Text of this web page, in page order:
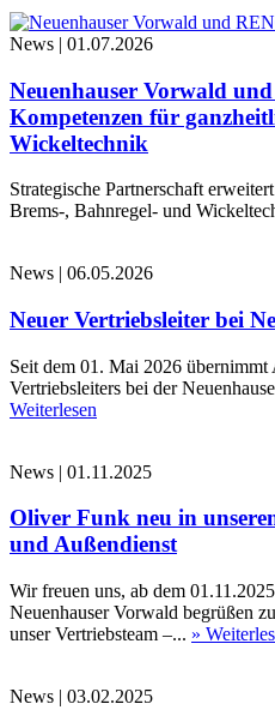
News | 01.07.2026
Neuenhauser Vorwald
Kompetenzen für
Wickeltechnik
Strategische Partnerschaft
Brems-, Bahnregel- und
News | 06.05.2026
Neuer Vertriebsleiter bei
Seit dem 01. Mai 2026
Vertriebsleiters bei der
Weiterlesen
News | 01.11.2025
Oliver Funk neu in
und Außendienst
Wir freuen uns, ab dem
Neuenhauser Vorwald begrüßen
unser Vertriebsteam –... »
News | 03.02.2025